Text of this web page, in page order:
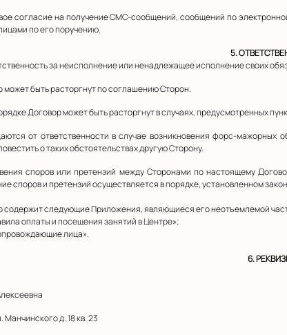
согласие на получение СМС-сообщений, сообщений по
по его поручению.
5.
за неисполнение или ненадлежащее исполнение своих
быть расторгнут по соглашению Сторон.
Договор может быть расторгнут в случаях, предусмотренных
от ответственности в случае возникновения форс-мажорных
о таких обстоятельствах другую Сторону.
споров или претензий между Сторонами по настоящему
споров и претензий осуществляется в порядке, установленном
содержит следующие Приложения, являющиеся его неотъемлемой
оплаты и посещения занятий в Центре»;
лица».
6.
Манчинского д. 18 кв. 23